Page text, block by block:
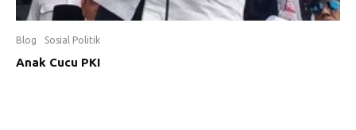
Blog Sosial Politik
Anak Cucu PKI